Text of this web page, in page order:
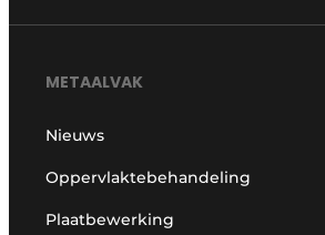
METAALVAK
Nieuws
Oppervlaktebehandeling
Plaatbewerking